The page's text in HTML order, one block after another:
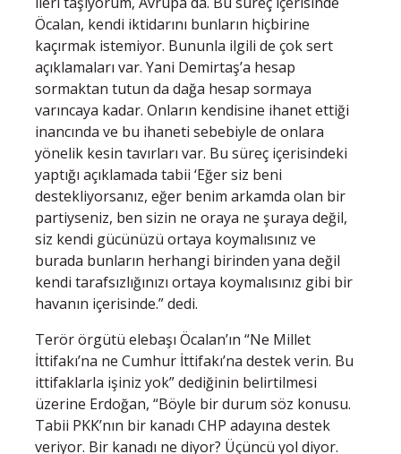
Öcalan, kendi iktidarını bunların hiçbirine
kaçırmak istemiyor. Bununla ilgili de çok sert
açıklamaları var. Yani Demirtaş’a hesap
sormaktan tutun da dağa hesap sormaya
varıncaya kadar. Onların kendisine ihanet ettiği
inancında ve bu ihaneti sebebiyle de onlara
yönelik kesin tavırları var. Bu süreç içerisindeki
yaptığı açıklamada tabii ‘Eğer siz beni
destekliyorsanız, eğer benim arkamda olan bir
partiyseniz, ben sizin ne oraya ne şuraya değil,
siz kendi gücünüzü ortaya koymalısınız ve
burada bunların herhangi birinden yana değil
kendi tarafsızlığınızı ortaya koymalısınız gibi bir
havanın içerisinde.” dedi.
Terör örgütü elebaşı Öcalan’ın “Ne Millet
İttifakı’na ne Cumhur İttifakı’na destek verin. Bu
ittifaklarla işiniz yok” dediğinin belirtilmesi
üzerine Erdoğan, “Böyle bir durum söz konusu.
Tabii PKK’nın bir kanadı CHP adayına destek
veriyor. Bir kanadı ne diyor? Üçüncü yol diyor.